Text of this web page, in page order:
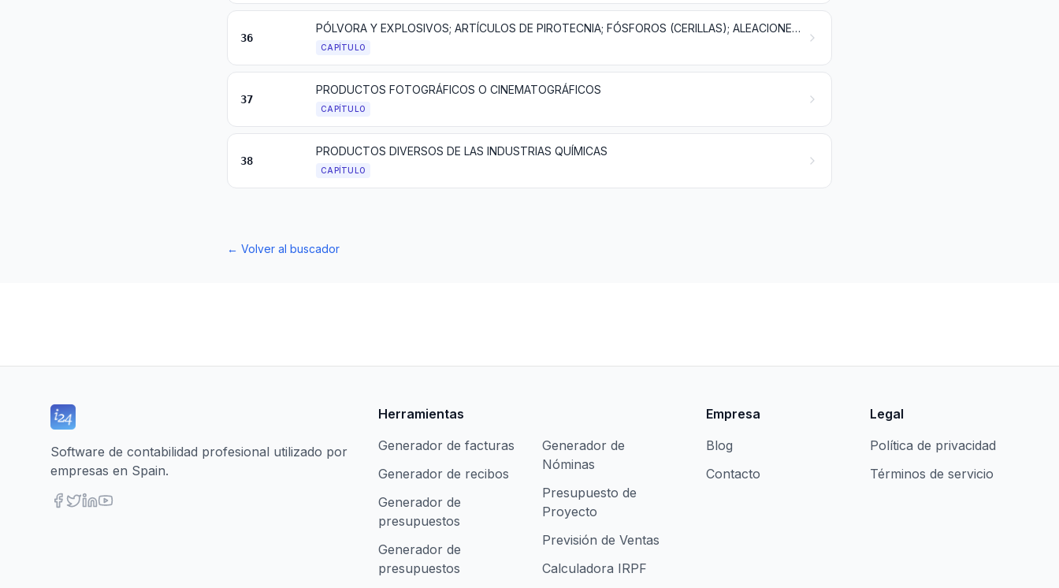
36
PÓLVORA Y EXPLOSIVOS; ARTÍCULOS DE PIROTECNIA; FÓSFOROS (CERILLAS); ALEACIONES PIROFÓRICAS; MATERIAS INFLAMABLES
CAPÍTULO
37
PRODUCTOS FOTOGRÁFICOS O CINEMATOGRÁFICOS
CAPÍTULO
38
PRODUCTOS DIVERSOS DE LAS INDUSTRIAS QUÍMICAS
CAPÍTULO
← Volver al buscador
Software de contabilidad profesional utilizado por
empresas en Spain.
Herramientas
Generador de facturas
Generador de recibos
Generador de
presupuestos
Generador de
presupuestos
Generador de
Nóminas
Presupuesto de
Proyecto
Previsión de Ventas
Calculadora IRPF
Empresa
Blog
Contacto
Legal
Política de privacidad
Términos de servicio